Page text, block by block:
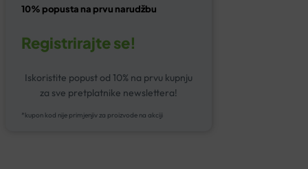
10% popusta na prvu narudžbu
Registrirajte se!
Iskoristite popust od 10% na prvu kupnju
za sve pretplatnike newslettera!
*kupon kod nije primjenjiv za proizvode na akciji